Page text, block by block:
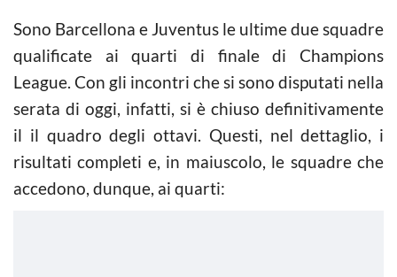
Sono Barcellona e Juventus le ultime due squadre
qualificate ai quarti di finale di Champions
League. Con gli incontri che si sono disputati nella
serata di oggi, infatti, si è chiuso definitivamente
il il quadro degli ottavi. Questi, nel dettaglio, i
risultati completi e, in maiuscolo, le squadre che
accedono, dunque, ai quarti: